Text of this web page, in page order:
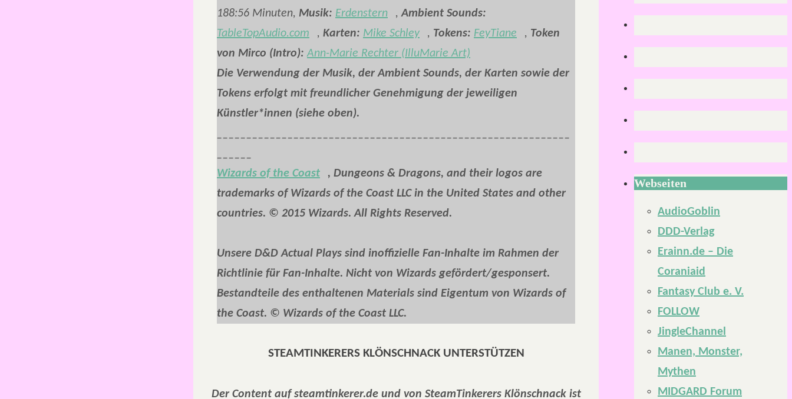
188:56 Minuten, Musik: Erdenstern ,Ambient Sounds:
TableTopAudio.com
, Karten: Mike Schley , Tokens: FeyTiane , Token
von Mirco (Intro):Ann-Marie Rechter (IlluMarie Art)
Die Verwendung der Musik, der Ambient Sounds, der Karten sowie der
Tokens erfolgt mit freundlicher Genehmigung der jeweiligen
Künstler*innen (siehe oben).
Wizards of the Coast
, Dungeons & Dragons, and their logos are
trademarks of Wizards of the Coast LLC in the United States and other
countries. © 2015 Wizards. All Rights Reserved.
Unsere D&D Actual Plays sind inoffizielle Fan-Inhalte im Rahmen der
Richtlinie für Fan-Inhalte. Nicht von Wizards gefördert/gesponsert.
Bestandteile des enthaltenen Materials sind Eigentum von Wizards of
the Coast. © Wizards of the Coast LLC.
STEAMTINKERERS KLÖNSCHNACK UNTERSTÜTZEN
Der Content auf steamtinkerer.de und von SteamTinkerers Klönschnack ist
Webseiten
AudioGoblin
DDD-Verlag
Erainn.de – Die
Coraniaid
Fantasy Club e. V.
FOLLOW
JingleChannel
Manen, Monster,
Mythen
MIDGARD Forum